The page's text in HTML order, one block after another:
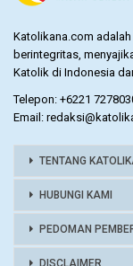
Katolikana.com
berintegritas,
Katolik di Indonesia
Telepon: +6221
Email:
TENTANG
HUBUNGI KAMI
PEDOMAN
DISCLAIMER